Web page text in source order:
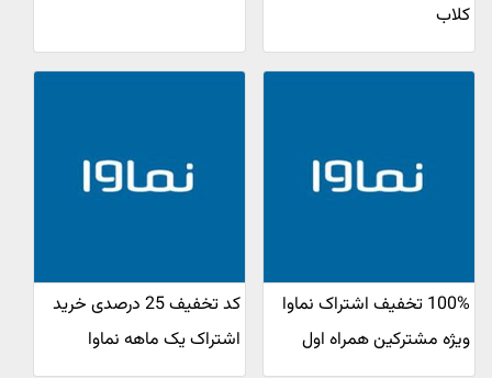
کلاب
100% تخفیف اشتراک نماوا
ویژه مشترکین همراه اول
کد تخفیف 25 درصدی خرید
اشتراک یک ماهه نماوا